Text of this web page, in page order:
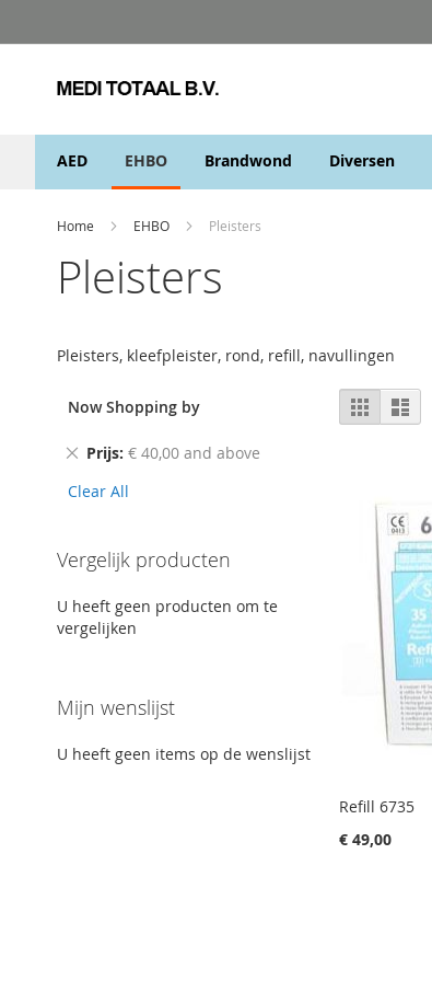
to
AED
EHBO Brandwond Diversen
Home EHBO Pleisters
Pleisters
Pleisters, kleefpleister, rond, refill, navullingen
View
as
Grid List
Refill 6735
€ 49,00
Now Shopping by
Prijs € 40,00 and above
Remove
Item
Clear All
Vergelijk producten
U heeft geen producten om te
vergelijken
Mijn wenslijst
U heeft geen items op de wenslijst